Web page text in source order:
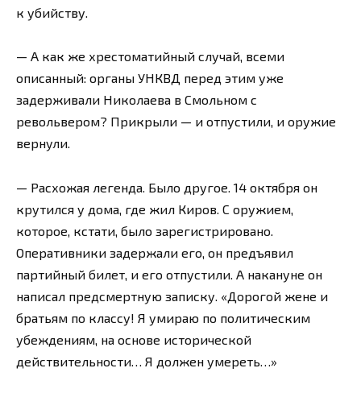
к убийству.
— А как же хрестоматийный случай, всеми
описанный: органы УНКВД перед этим уже
задерживали Николаева в Смольном с
револьвером? Прикрыли — и отпустили, и оружие
вернули.
— Расхожая легенда. Было другое. 14 октября он
крутился у дома, где жил Киров. С оружием,
которое, кстати, было зарегистрировано.
Оперативники задержали его, он предъявил
партийный билет, и его отпустили. А накануне он
написал предсмертную записку. «Дорогой жене и
братьям по классу! Я умираю по политическим
убеждениям, на основе исторической
действительности… Я должен умереть…»